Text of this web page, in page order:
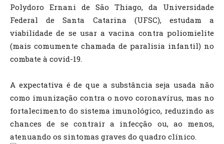
Polydoro Ernani de São Thiago, da Universidade
Federal de Santa Catarina (UFSC), estudam a
viabilidade de se usar a vacina contra poliomielite
(mais comumente chamada de paralisia infantil) no
combate à covid-19.
A expectativa é de que a substância seja usada não
como imunização contra o novo coronavírus, mas no
fortalecimento do sistema imunológico, reduzindo as
chances de se contrair a infecção ou, ao menos,
atenuando os sintomas graves do quadro clínico.